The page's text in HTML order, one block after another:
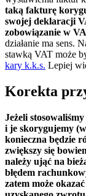
taką fakturę
swojej deklaracji
zobowiązanie w
działanie ma sens.
stawką VAT może
kary k.k.s. Lepiej
Korekta
Jeżeli
i je skorygujemy
konieczna będzie
zwiększy się
należy ująć na
błędem
zatem może